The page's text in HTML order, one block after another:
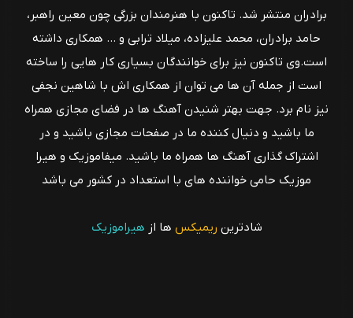
برادران منتشر شد. تاکنون با هنرمندان بزرگی چون معین راهبر،
حامد برادران، محمد علیزاده، میلاد ترابی و … همکاری داشته
است.وی تاکنون نیز برای خوانندگان بسیاری کار هایی را ساخته
است از جمله آن ها می توان از همکاری اش با شاهین نجفی
نیز نام برد. جهت بهتر شنیدن آهنگ ها در فضای مجازی همراه
ما باشید و دنیال کننده ما در صفحات مجازی باشید و در
اشتراک گذاری آهنگ ها همراه ما باشید. میفاموزیک و هیرا
موزیک حامی خواننده های با استعداد در کشور می باشد
شادترین ریمیکس ها از هیراموزیک